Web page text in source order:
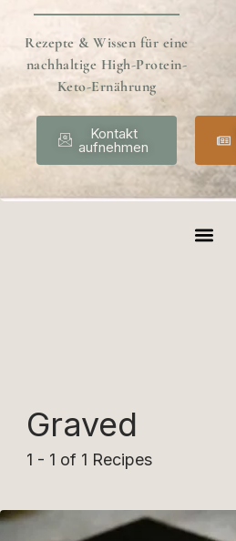
Rezepte & Wissen für eine
nachhaltige High-Protein-
Keto-Ernährung
Kontakt
aufnehmen
Graved
1 - 1 of 1 Recipes